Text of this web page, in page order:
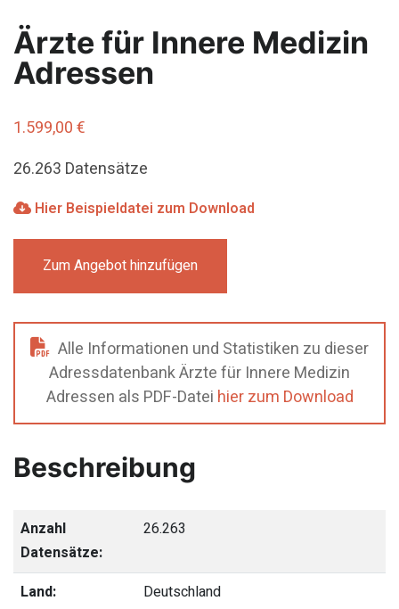
Ärzte für Innere Medizin
Adressen
1.599,00€
26.263 Datensätze
Hier Beispieldatei zum Download
Zum Angebot hinzufügen
Alle Informationen und Statistiken zu dieser
Adressdatenbank Ärzte für Innere Medizin
Adressen als PDF-Datei hier zum Download
Beschreibung
Anzahl
Datensätze:
26.263
Land:
Deutschland